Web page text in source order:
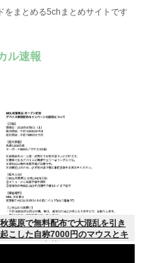
をまとめる5chまとめサイトです
ル速報
秋葉原で無料配布で大混乱を引き
起こした自称7000円のマウスとキ
ーボード、中華サイトで1500円で